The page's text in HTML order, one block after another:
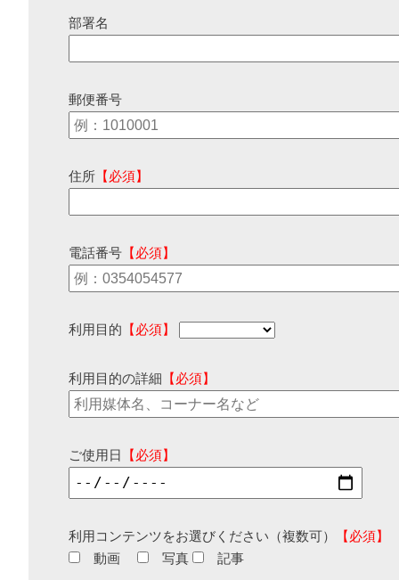
部署名
郵便番号
住所 【必須】
電話番号 【必須】
利用目的 【必須】
利用目的の詳細 【必須】
ご使用日 【必須】
利用コンテンツをお選びください（複数可）
【必須】
動画
写真 記事